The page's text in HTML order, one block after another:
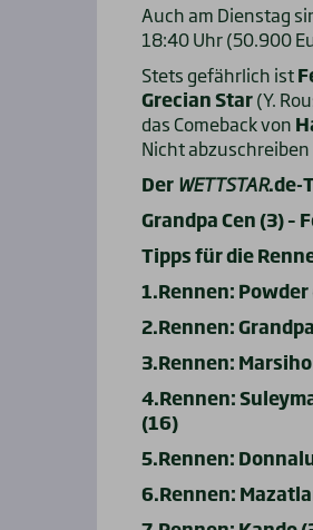
Auch am Dienstag
18:40 Uhr (50.900
Stets gefährlich ist
Grecian Star(Y.
das Comeback von
Nicht
Der WETTSTAR.de-
Grandpa Cen (3) –
Tipps für die
1.Rennen: Powder
2.Rennen:
3.Rennen:
4.Rennen:
(16)
5.Rennen:
6.Rennen: